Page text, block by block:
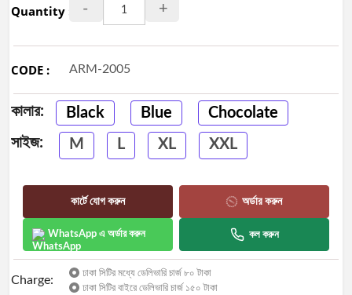
selling
Track
Quantity : - +
CODE : ARM-2005
কালার: Black Blue
Chocolate
সাইজ:
M L XL XXL
কার্টে যোগ করুন অর্ডার করুন
WhatsApp এ অর্ডার করুন কল করুন
Charge:
ঢাকা সিটির মধ্যে ডেলিভারি চার্জ ৮০ টাকা
ঢাকা সিটির বাইরে ডেলিভারি চার্জ ১৫০ টাকা